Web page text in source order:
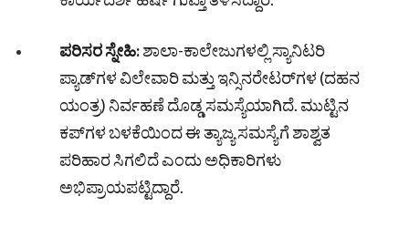
ಪರಿಸರ ಸ್ನೇಹಿ:ಶಾಲಾ-ಕಾಲೇಜುಗಳಲ್ಲಿ ಸ್ಯಾನಿಟರಿ
ಪ್ಯಾಡ್‌ಗಳ ವಿಲೇವಾರಿ ಮತ್ತು ಇನ್ಸಿನರೇಟರ್‌ಗಳ (ದಹನ
ಯಂತ್ರ) ನಿರ್ವಹಣೆ ದೊಡ್ಡ ಸಮಸ್ಯೆಯಾಗಿದೆ. ಮುಟ್ಟಿನ
ಕಪ್‌ಗಳ ಬಳಕೆಯಿಂದ ಈ ತ್ಯಾಜ್ಯ ಸಮಸ್ಯೆಗೆ ಶಾಶ್ವತ
ಪರಿಹಾರ ಸಿಗಲಿದೆ ಎಂದು ಅಧಿಕಾರಿಗಳು
ಅಭಿಪ್ರಾಯಪಟ್ಟಿದ್ದಾರೆ.